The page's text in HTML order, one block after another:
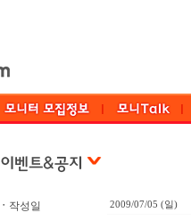
ㆍ 작성일 2009/07/05 (일)